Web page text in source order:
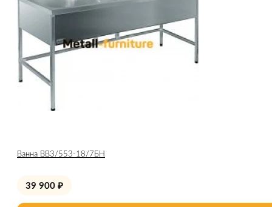
Ванна ВВ3/553-18/7БН
39 900 ₽